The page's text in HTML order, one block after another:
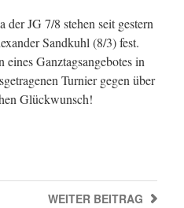
JG 7/8 stehen seit gestern
Sandkuhl (8/3) fest.
Ganztagsangebotes in
Turnier gegen über
Glückwunsch!
WEITER BEITRAG